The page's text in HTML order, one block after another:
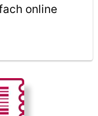
online